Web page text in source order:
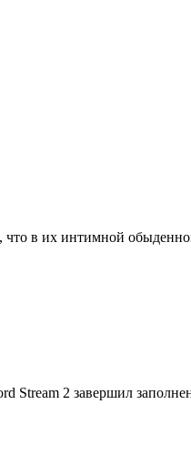
в их интимной
Stream 2 завершил